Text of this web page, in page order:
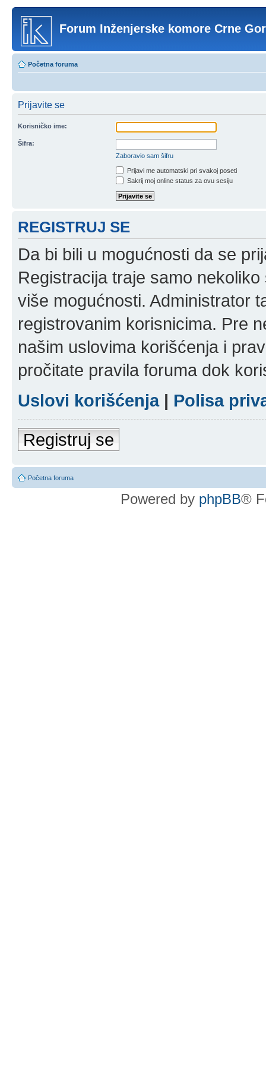
Forum Inženjerske komore Crne
Početna foruma
Prijavite se
Korisničko ime:
Šifra:
Zaboravio sam šifru
Prijavi me automatski pri svakoj poseti
Sakrij moj online status za ovu sesiju
REGISTRUJ SE
Da bi bili u mogućnosti da se
Registracija traje samo
više mogućnosti. Administrator
registrovanim korisnicima. Pre
našim uslovima korišćenja i
pročitate pravila foruma dok
Uslovi korišćenja| Polisa
Registruj se
Početna foruma
Powered by phpBB®